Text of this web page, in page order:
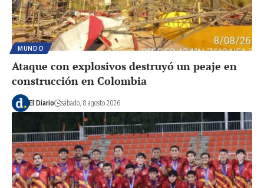
MUNDO
Ataque con explosivos destruyó un peaje en
construcción en Colombia
El Diario sábado, 8 agosto 2026